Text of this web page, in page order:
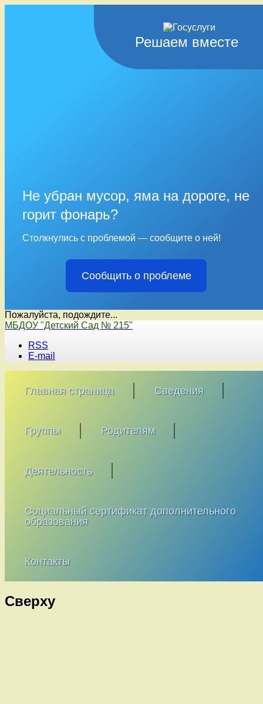
Решаем вместе
Не убран мусор, яма на дороге, не
горит фонарь?
Столкнулись с проблемой — сообщите о ней!
Сообщить о проблеме
Пожалуйста, подождите...
Перейти
содержимому
МБДОУ "Детский Сад № 215"
RSS
E-mail
Главная страница Сведения
Группы Родителям
Деятельность
Социальный сертификат дополнительного
образования
Контакты
Сверху